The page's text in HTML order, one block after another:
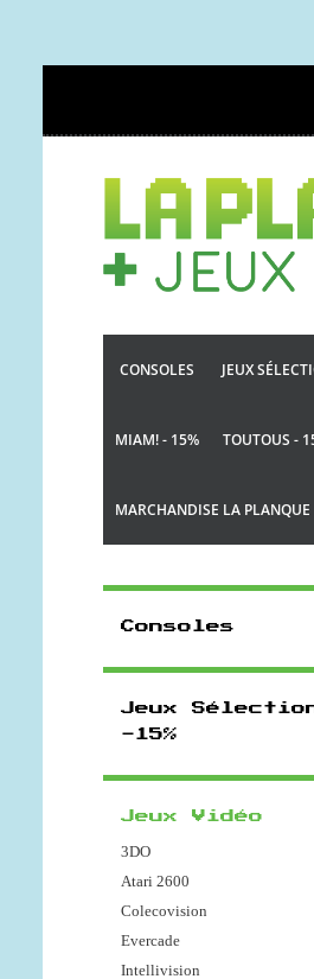
CONSOLES JEUX
MIAM! - 15% TOUTOUS -
MARCHANDISE LA PLANQUE
Consoles
Jeux
-15%
Jeux Vidéo
3DO
Atari 2600
Colecovision
Evercade
Intellivision